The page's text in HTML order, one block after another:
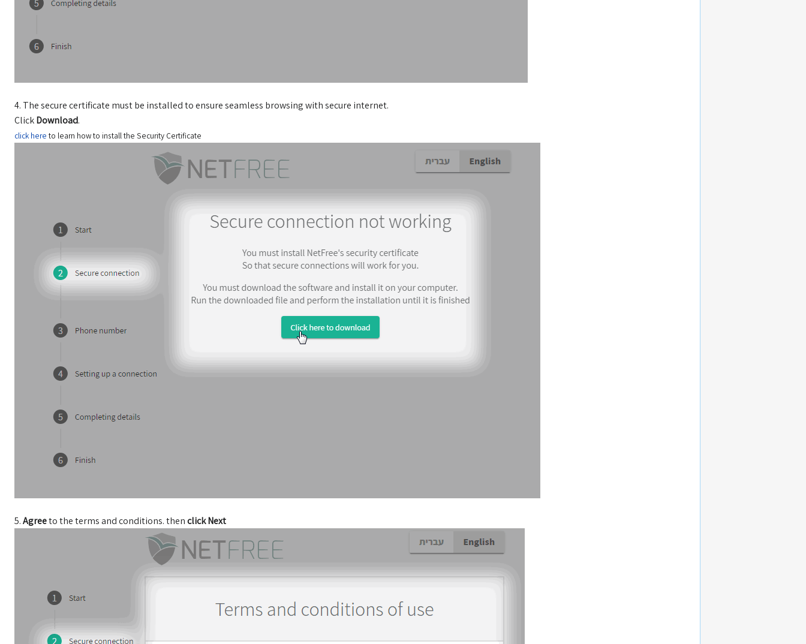
4. The secure certificate must be installed to ensure seamless browsing with secure internet.
ClickDownload.
click here to learn how to install the Security Certificate
5.Agreeto the terms and conditions. thenclick Next